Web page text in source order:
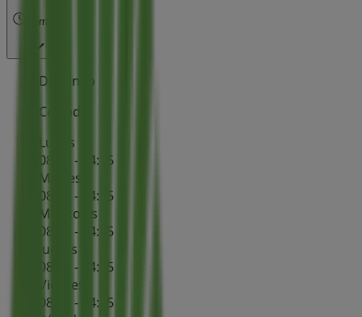
Cerrado
Domingo
Cerrado
Lunes
08:30 - 14:15
Martes
08:30 - 14:15
Miércoles
08:30 - 14:15
Jueves
08:30 - 14:15
Viernes
08:30 - 14:15